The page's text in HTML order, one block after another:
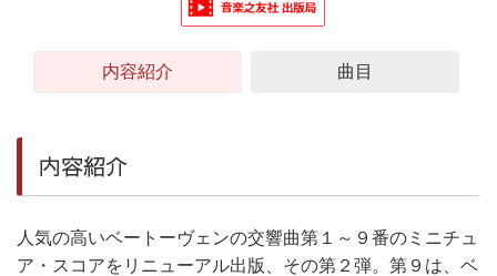
内容紹介 曲目
内容紹介
人気の高いベートーヴェンの交響曲第１～９番のミニチュ
ア・スコアをリニューアル出版、その第２弾。第９は、ベ